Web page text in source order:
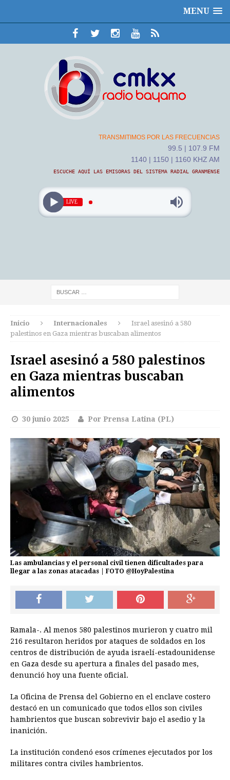
MENU
TRANSMITIMOS POR LAS FRECUENCIAS
99.5 | 107.9 FM
1140 | 1150 | 1160 KHZ AM
ESCUCHE AQUÍ LAS EMISORAS DEL SISTEMA RADIAL GRANMENSE
LIVE
Inicio Internacionales
Israel asesinó a 580
palestinos en Gaza mientras buscaban alimentos
Israel asesinó a 580 palestinos
en Gaza mientras buscaban
alimentos
30 junio 2025 Por Prensa Latina (PL)
Las ambulancias y el personal civil tienen dificultades para
llegar a las zonas atacadas | FOTO @HoyPalestina
Ramala-. Al menos 580 palestinos murieron y cuatro mil
216 resultaron heridos por ataques de soldados en los
centros de distribución de ayuda israelí-estadounidense
en Gaza desde su apertura a finales del pasado mes,
denunció hoy una fuente oficial.
La Oficina de Prensa del Gobierno en el enclave costero
destacó en un comunicado que todos ellos son civiles
hambrientos que buscan sobrevivir bajo el asedio y la
inanición.
La institución condenó esos crímenes ejecutados por los
militares contra civiles hambrientos.